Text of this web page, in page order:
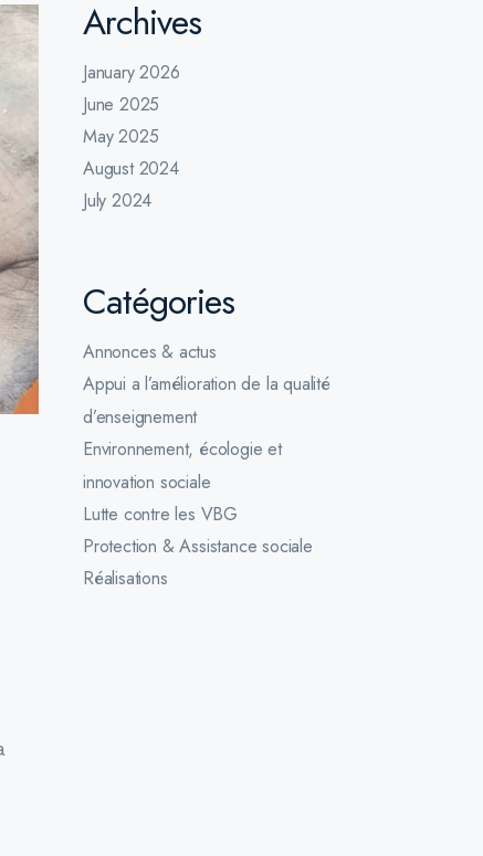
Archives
January 2026
June 2025
May 2025
August 2024
July 2024
Catégories
Annonces & actus
Appui a l’amélioration de la qualité
d’enseignement
Environnement, écologie et
innovation sociale
Lutte contre les VBG
Protection & Assistance sociale
Réalisations